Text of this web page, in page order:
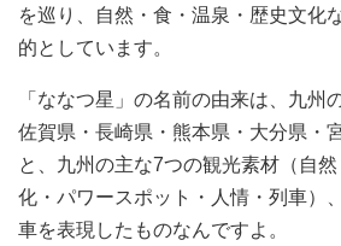
を巡り、自然・食・温泉・歴史文化
的としています。
「ななつ星」の名前の由来は、九州
佐賀県・長崎県・熊本県・大分県・
と、九州の主な7つの観光素材（自
化・パワースポット・人情・列車）
車を表現したものなんですよ。